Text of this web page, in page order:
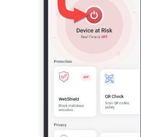
Tillat TotalAV